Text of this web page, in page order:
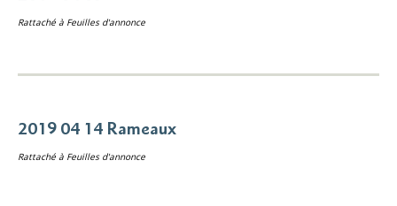
Rattaché à Feuilles d'annonce
2019 04 14 Rameaux
Rattaché à Feuilles d'annonce